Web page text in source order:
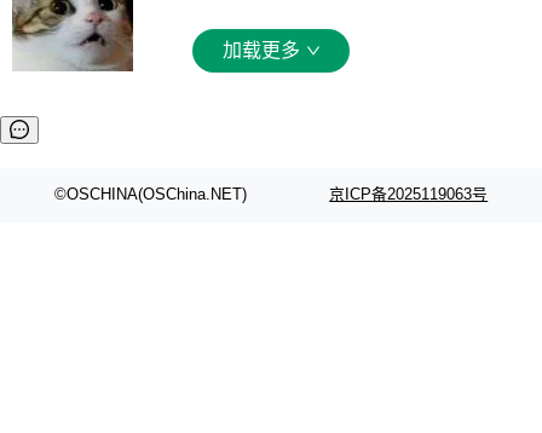
镜）、一张人物图片、一段歌声录音，用自然语
言告诉模型你要什么——H3 自己搞定剩下的。
这个"自己搞定"说起来轻巧，背后的训练范式变
uo 01 和 02），每一代都是按任务拆分的专家
个、...
做了什么。他们让未发布的 Claude Mythos 模
型去跑密码分析，出了两个结果：一个攻击了后
量子签名方案 HAWK，另一个是对缩减轮次 AE
话说，「可能直接杀死了一个正在认真考虑标准
reen 反复强调这一点：AI 没有发明新的数学。
加载更多
©OSCHINA(OSChina.NET) 京ICP备2025119063号